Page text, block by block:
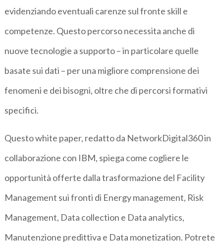
evidenziando eventuali carenze sul fronte skill e
competenze. Questo percorso necessita anche di
nuove tecnologie a supporto – in particolare quelle
basate sui dati – per una migliore comprensione dei
fenomeni e dei bisogni, oltre che di percorsi formativi
specifici.
Questo white paper, redatto da NetworkDigital360 in
collaborazione con IBM, spiega come cogliere le
opportunità offerte dalla trasformazione del Facility
Management sui fronti di Energy management, Risk
Management, Data collection e Data analytics,
Manutenzione predittiva e Data monetization. Potrete